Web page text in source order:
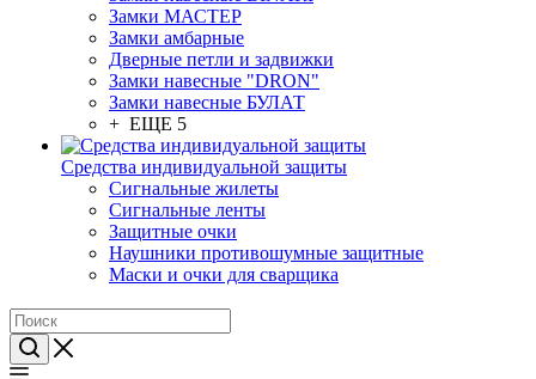
Замки МАСТЕР
Замки амбарные
Дверные петли и задвижки
Замки навесные "DRON"
Замки навесные БУЛАТ
+ ЕЩЕ 5
Средства индивидуальной защиты
Сигнальные жилеты
Сигнальные ленты
Защитные очки
Наушники противошумные защитные
Маски и очки для сварщика